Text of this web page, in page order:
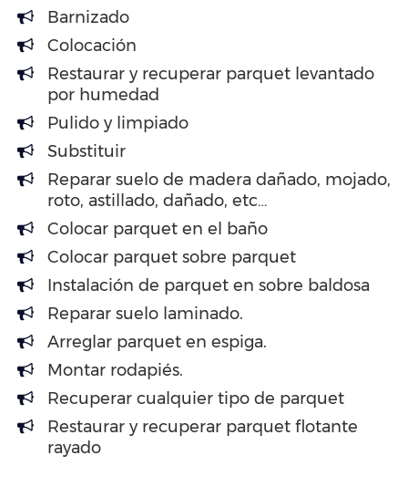
Barnizado
Colocación
Restaurar y recuperar parquet levantado
por humedad
Pulido y limpiado
Substituir
Reparar suelo de madera dañado, mojado,
roto, astillado, dañado, etc…
Colocar parquet en el baño
Colocar parquet sobre parquet
Instalación de parquet en sobre baldosa
Reparar suelo laminado.
Arreglar parquet en espiga.
Montar rodapiés.
Recuperar cualquier tipo de parquet
Restaurar y recuperar parquet flotante
rayado